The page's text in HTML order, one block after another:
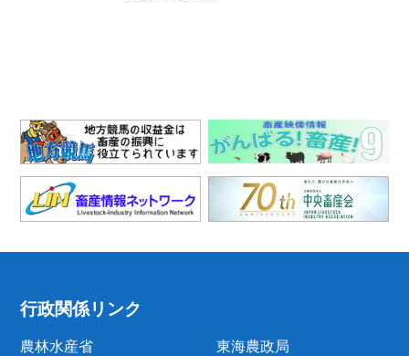
行政関係リンク
農林水産省
東海農政局